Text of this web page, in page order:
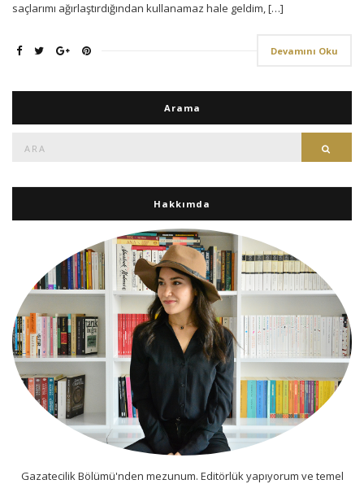
saçlarımı ağırlaştırdığından kullanamaz hale geldim, […]
Devamını Oku
Arama
Hakkımda
Gazatecilik Bölümü'nden mezunum. Editörlük yapıyorum ve temel